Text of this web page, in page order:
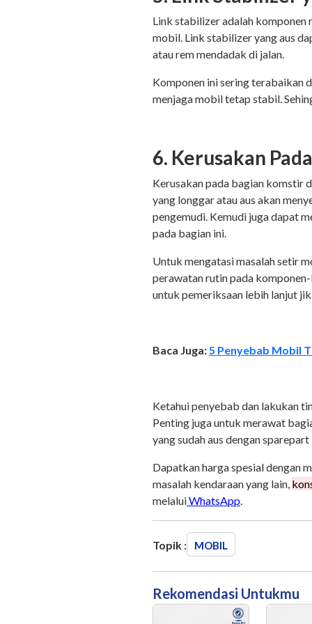
Link stabilizer adalah
mobil. Link stabilizer yang aus
atau rem mendadak di jalan.
Komponen ini sering terabaikan
menjaga mobil tetap stabil.
6. Kerusakan
Kerusakan pada bagian komstir
yang longgar atau aus akan
pengemudi. Kemudi juga dapat
pada bagian ini.
Untuk mengatasi masalah setir
perawatan rutin pada
untuk pemeriksaan lebih lanjut
Baca Juga:5 Penyebab Mobil
Ketahui penyebab dan lakukan
Penting juga untuk merawat
yang sudah aus dengan
Dapatkan harga spesial dengan
masalah kendaraan yang lain,
melaluiWhatsApp.
Topik : MOBIL
Rekomendasi Untukmu